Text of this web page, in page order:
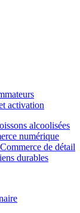
activation
alcoolisées
numérique
Commerce de détail
durables